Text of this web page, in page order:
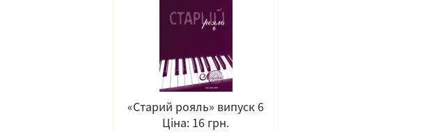
«Старий рояль» випуск 6
Ціна: 16 грн.